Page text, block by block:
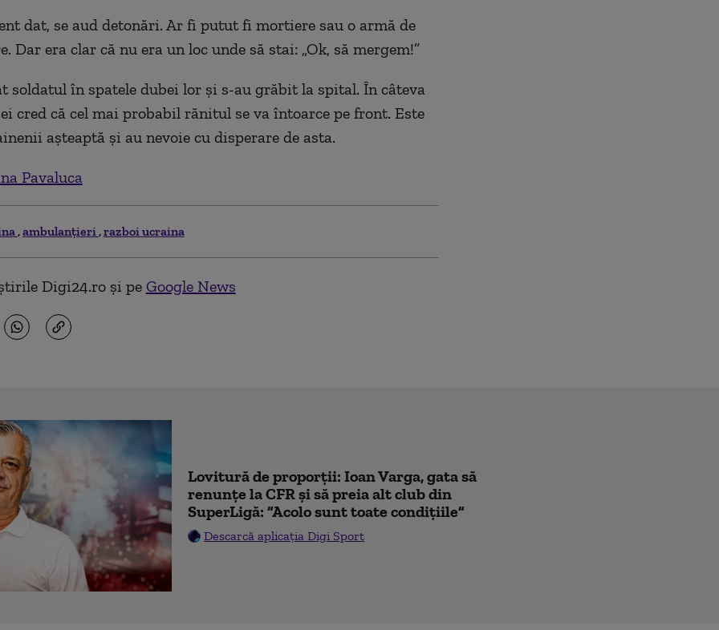
dat, se aud detonări. Ar fi putut fi mortiere sau o armă de
Dar era clar că nu era un loc unde să stai: „Ok, să mergem!”
soldatul în spatele dubei lor și s-au grăbit la spital. În câteva
cred că cel mai probabil rănitul se va întoarce pe front. Este
așteaptă și au nevoie cu disperare de asta.
Pavaluca
ambulanțieri razboi ucraina
Digi24.ro și pe Google News
Lovitură de proporții: Ioan Varga, gata să
renunțe la CFR și să preia alt club din
SuperLigă: ”Acolo sunt toate condițiile”
Descarcă aplicația Digi Sport